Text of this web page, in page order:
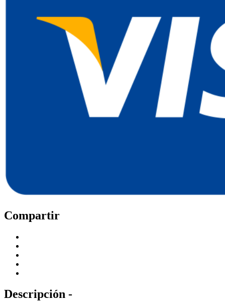
Compartir
Descripción -